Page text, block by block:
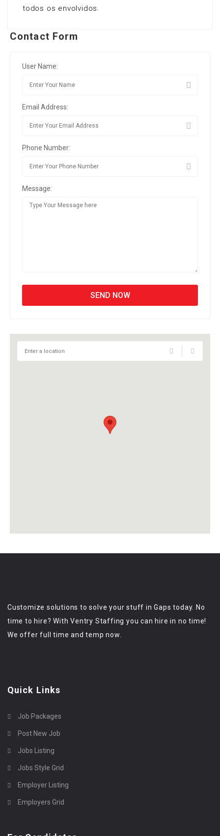
todos os envolvidos.
Contact Form
User Name:
Email Address:
Phone Number:
Message:
Customize solutions to solve your stuff in Gaps today. No
time to hire? With Ventry Staffing you can hire in no time!
We offer full time and temp now.
Quick Links
Job Packages
Post New Job
Jobs Listing
Jobs Style Grid
Employer Listing
Employers Grid